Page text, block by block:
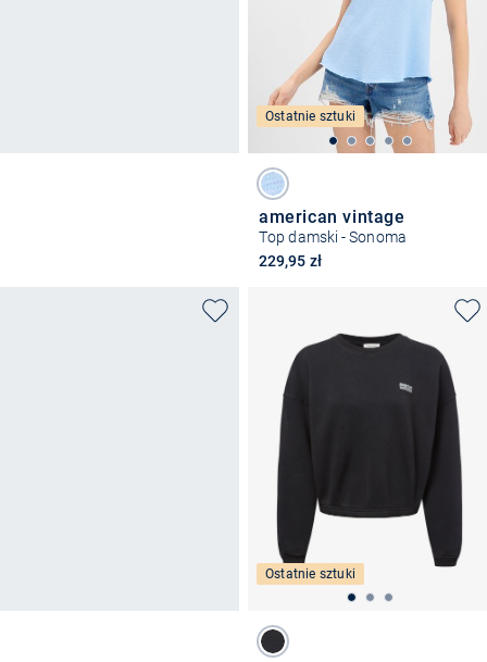
Ostatnie sztuki
american vintage
Top damski - Sonoma
229,95 zł
Ostatnie sztuki